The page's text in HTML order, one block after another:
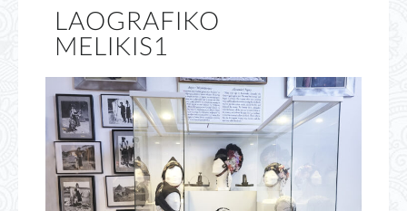
LAOGRAFIKO
MELIKIS1